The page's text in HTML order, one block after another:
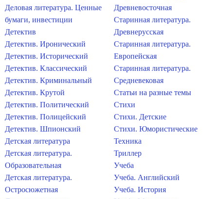
Деловая литература. Ценные
бумаги, инвестиции
Детектив
Детектив. Иронический
Детектив. Исторический
Детектив. Классический
Детектив. Криминальный
Детектив. Крутой
Детектив. Политический
Детектив. Полицейский
Детектив. Шпионский
Детская литература
Детская литература.
Образовательная
Детская литература.
Остросюжетная
Древневосточная
Старинная литература.
Древнерусская
Старинная литература.
Европейская
Старинная литература.
Средневековая
Статьи на разные темы
Стихи
Стихи. Детские
Стихи. Юмористические
Техника
Триллер
Учеба
Учеба. Английский
Учеба. История